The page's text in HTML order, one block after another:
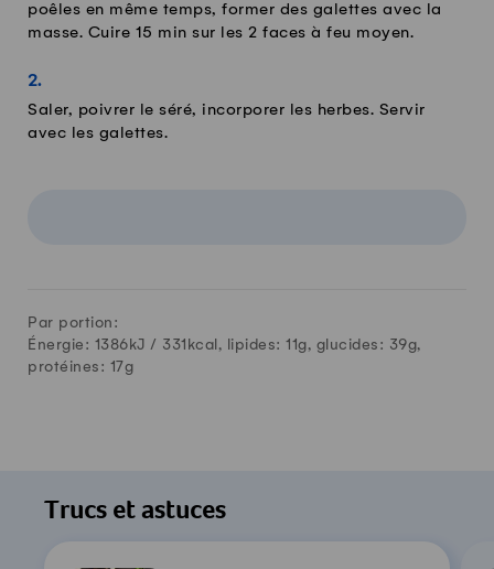
poêles en même temps, former des galettes avec la
masse. Cuire 15 min sur les 2 faces à feu moyen.
Saler, poivrer le séré, incorporer les herbes. Servir
avec les galettes.
Par portion:
Énergie: 1386kJ / 331 kcal, lipides: 11g, glucides: 39g,
protéines: 17g
Trucs et astuces